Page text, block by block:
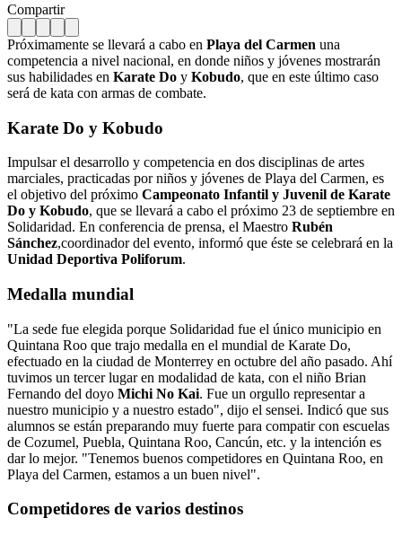
Compartir
Próximamente se llevará a cabo en Playa del Carmen una
competencia a nivel nacional, en donde niños y jóvenes mostrarán
sus habilidades en Karate Do y Kobudo, que en este último caso
será de kata con armas de combate.
Karate Do y Kobudo
Impulsar el desarrollo y competencia en dos disciplinas de artes
marciales, practicadas por niños y jóvenes de Playa del Carmen, es
el objetivo del próximo Campeonato Infantil y Juvenil de Karate
Do y Kobudo, que se llevará a cabo el próximo 23 de septiembre en
Solidaridad. En conferencia de prensa, el Maestro Rubén
Sánchez,coordinador del evento, informó que éste se celebrará en la
Unidad Deportiva Poliforum.
Medalla mundial
"La sede fue elegida porque Solidaridad fue el único municipio en
Quintana Roo que trajo medalla en el mundial de Karate Do,
efectuado en la ciudad de Monterrey en octubre del año pasado. Ahí
tuvimos un tercer lugar en modalidad de kata, con el niño Brian
Fernando del doyo Michi No Kai. Fue un orgullo representar a
nuestro municipio y a nuestro estado", dijo el sensei. Indicó que sus
alumnos se están preparando muy fuerte para compatir con escuelas
de Cozumel, Puebla, Quintana Roo, Cancún, etc. y la intención es
dar lo mejor. "Tenemos buenos competidores en Quintana Roo, en
Playa del Carmen, estamos a un buen nivel".
Competidores de varios destinos